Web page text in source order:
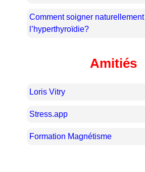
Comment soigner naturellement
l’hyperthyroïdie?
Amitiés
Loris Vitry
Stress.app
Formation Magnétisme